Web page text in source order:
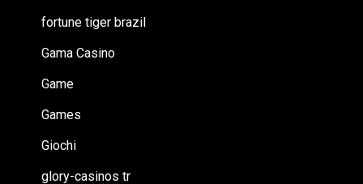
fortune tiger brazil
Gama Casino
Game
Games
Giochi
glory-casinos tr